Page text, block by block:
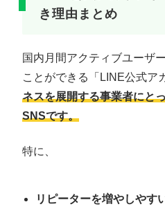
き理由まとめ
国内月間アクティブユーザ
ことができる「LINE公式ア
ネスを展開する事業者にと
SNSです。
特に、
リピーターを増やしやす